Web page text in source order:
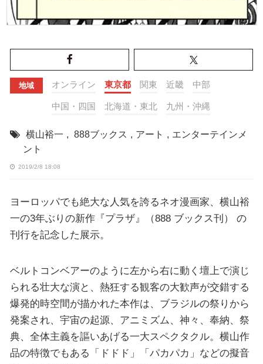
地域 オンライン 東京都 関東 近畿 中部
中国・四国 北海道・東北 九州・沖縄
横山裕一 , 888ブックス , アート , エンターテインメ
ント
2019/2/8 18:08
ヨーロッパでも絶大な人気を誇るネオ漫画家、横山裕
一の3年ぶりの新作『プラザ』（888 ブックス刊） の
刊行を記念した展示。
ベルトコンベアーのように左から右に動く壇上で演じ
られる壮大な演と、熱狂する観客の大歓声が交錯する
爆発的時空間が描かれた本作は、ブラジルの祭りから
発案され、宇宙の起源、アニミズム、神々、奉納、祭
典、全体主義を謳いあげる一大スペクタクル。横山作
品の特徴でもある「ドドド」「パカパカ」などの擬音